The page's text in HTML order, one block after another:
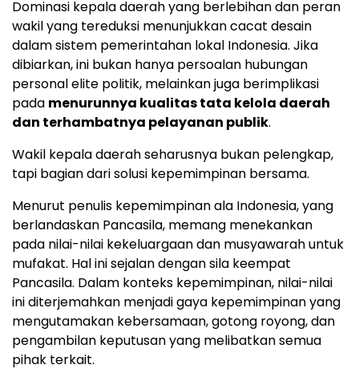
Dominasi kepala daerah yang berlebihan dan peran
wakil yang tereduksi menunjukkan cacat desain
dalam sistem pemerintahan lokal Indonesia. Jika
dibiarkan, ini bukan hanya persoalan hubungan
personal elite politik, melainkan juga berimplikasi
pada menurunnya kualitas tata kelola daerah
dan terhambatnya pelayanan publik.
Wakil kepala daerah seharusnya bukan pelengkap,
tapi bagian dari solusi kepemimpinan bersama.
Menurut penulis kepemimpinan ala Indonesia, yang
berlandaskan Pancasila, memang menekankan
pada nilai-nilai kekeluargaan dan musyawarah untuk
mufakat. Hal ini sejalan dengan sila keempat
Pancasila. Dalam konteks kepemimpinan, nilai-nilai
ini diterjemahkan menjadi gaya kepemimpinan yang
mengutamakan kebersamaan, gotong royong, dan
pengambilan keputusan yang melibatkan semua
pihak terkait.